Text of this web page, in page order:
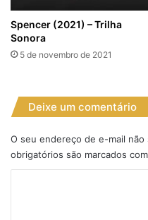
Spencer (2021) – Trilha
Sonora
5 de novembro de 2021
Deixe um comentário
O seu endereço de e-mail não
obrigatórios são marcados com